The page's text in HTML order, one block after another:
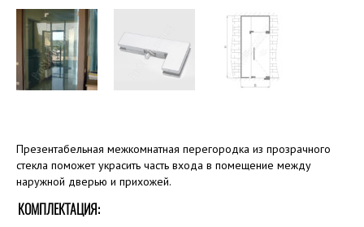
Презентабельная межкомнатная перегородка из прозрачного
стекла поможет украсить часть входа в помещение между
наружной дверью и прихожей.
КОМПЛЕКТАЦИЯ: